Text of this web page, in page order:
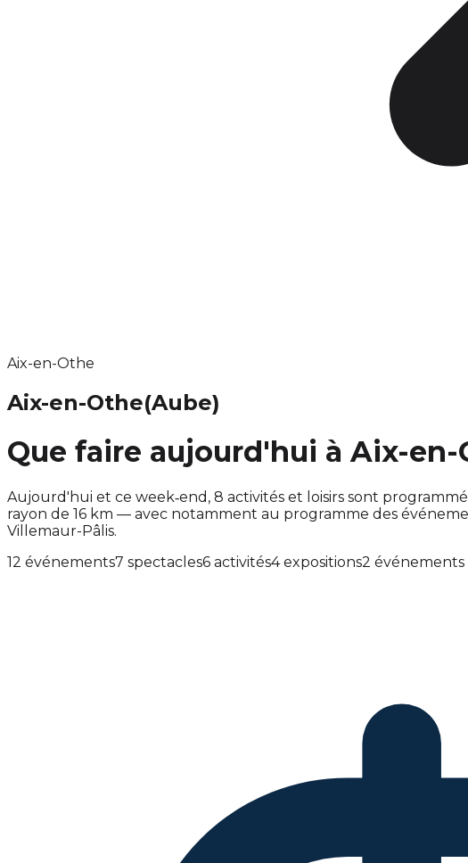
Aix-en-Othe
Aix-en-Othe(Aube)
Que faire aujourd'hui à Aix-en-
Aujourd'hui et ce week‑end, 8 activités et loisirs sont
rayon de 16 km — avec notamment au programme des
Villemaur-Pâlis.
12 événements7 spectacles6 activités4 expositions2